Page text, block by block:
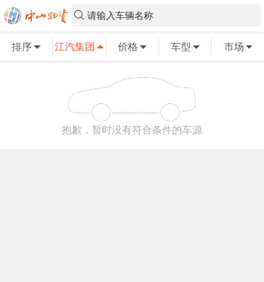
请输入车辆名称
排序 江汽集团 价格 车型 市场
抱歉，暂时没有符合条件的车源